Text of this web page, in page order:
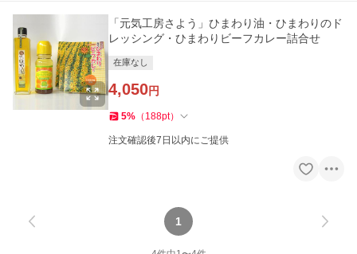
「元気工房さよう」ひまわり油・ひまわりのド
レッシング・ひまわりビーフカレー詰合せ
在庫なし
4,050円
5% （ 188pt）
注文確認後7日以内にご提供
1